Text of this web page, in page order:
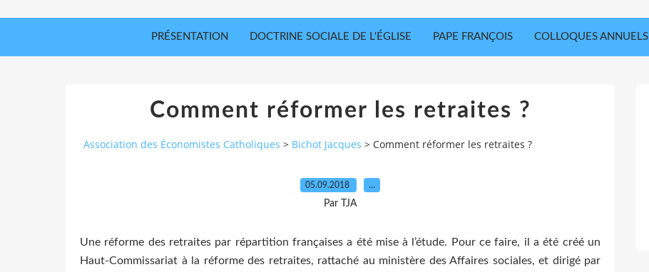
PRÉSENTATION DOCTRINE SOCIALE DE L'ÉGLISE PAPE FRANÇOIS COLLOQUES ANNUELS
Comment réformer les retraites ?
Association des Économistes Catholiques > Bichot Jacques > Comment réformer les retraites ?
05.09.2018 …
Par TJA
Une réforme des retraites par répartition françaises a été mise à l’étude. Pour ce faire, il a été créé un
Haut-Commissariat à la réforme des retraites, rattaché au ministère des Affaires sociales, et dirigé par